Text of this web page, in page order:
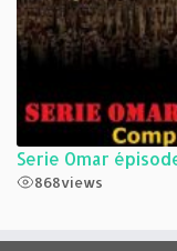
Serie Omar
868views